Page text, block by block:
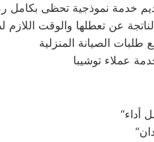
خدمة نموذجية تحظى بكامل
عن تعطلها والوقت اللازم
الصيانة المنزلية
عملاء توشيبا